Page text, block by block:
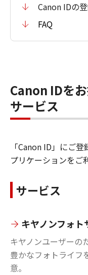
Canon IDの
FAQ
Canon IDを
サービス
「Canon ID」にご
プリケーションをご
サービス
キヤノンフォト
キヤノンユーザーの
豊かなフォトライフ
意。